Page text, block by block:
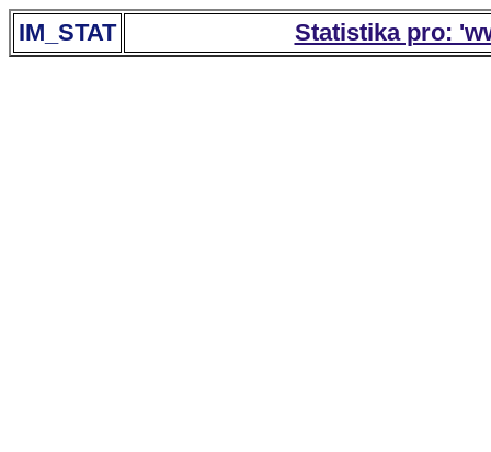
IM_STAT Statistika pro: